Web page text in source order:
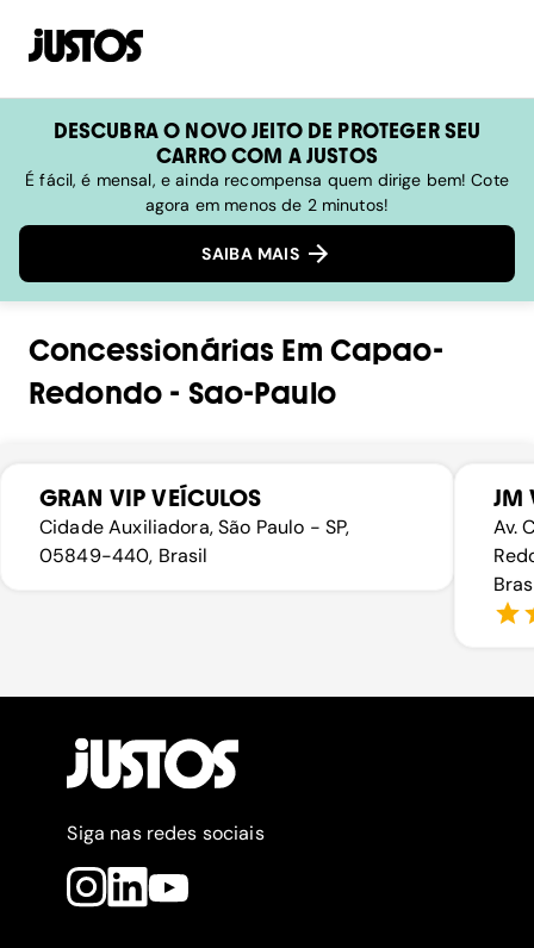
DESCUBRA O NOVO JEITO DE PROTEGER SEU
CARRO COM A JUSTOS
É fácil, é mensal, e ainda recompensa quem dirige bem! Cote
agora em menos de 2 minutos!
SAIBA MAIS
Concessionárias Em Capao-
Redondo - Sao-Paulo
GRAN VIP VEÍCULOS
Cidade Auxiliadora, São Paulo - SP,
05849-440, Brasil
JM
Av.
Siga nas redes sociais